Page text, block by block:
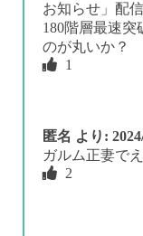
お知らせ」配
180階層最速突
のが丸いか？
1
匿名 より:
ガルム正妻で
2